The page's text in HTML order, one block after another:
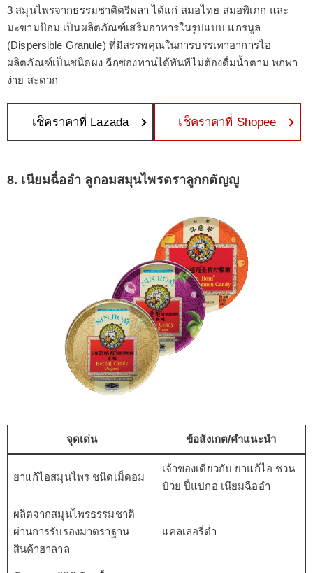
3 สมุนไพรจากธรรมชาติตรีผลา ได้แก่ สมอไทย สมอพิเภก และ
มะขามป้อม เป็นผลิตภัณฑ์เสริมอาหารในรูปแบบ แกรนูล
(Dispersible Granule) ที่มีสรรพคุณในการบรรเทาอาการไอ
ผลิตภัณฑ์เป็นชนิดผง ฉีกซองทานได้ทันทีไม่ต้องดื่มน้ำตาม พกพา
ง่าย สะดวก
เช็คราคาที่ Lazada เช็คราคาที่ Shopee
8. เนียมฉื่ออำ ลูกอมสมุนไพรตราลูกกตัญญู
จุดเด่น ข้อสังเกต/คำแนะนำ
ยาแก้ไอสมุนไพร ชนิดเม็ดอม
เจ้าของเดียวกับ ยาแก้ไอ ชวน
ป๋วย ปี่แปกอ เนียมฉืออำ
ผลิตจากสมุนไพรธรรมชาติ
ผ่านการรับรองมาตราฐาน
สินค้าฮาลาล
แคลเลอรี่ต่ำ